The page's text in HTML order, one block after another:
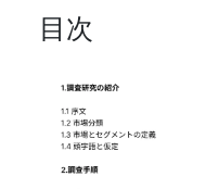
目次